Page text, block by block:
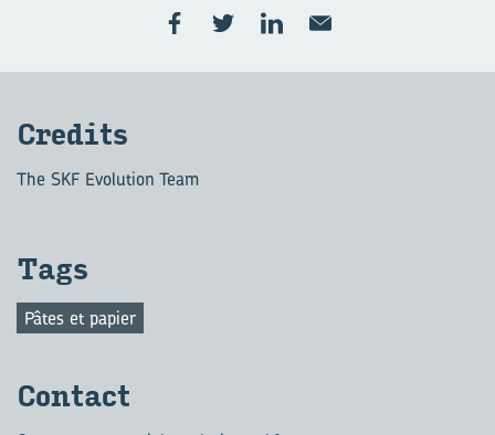
Cre­dits
The SKF Evolution Team
Tags
Pâtes et papier
Contact